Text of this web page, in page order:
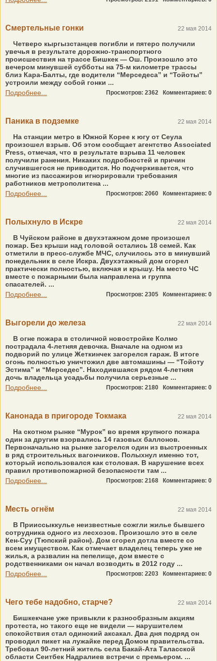
Смертельные гонки 22 мая 2014
Четверо кыргызстанцев погибли и пятеро получили
увечья в результате дорожно-транспортного
происшествия на трассе Бишкек — Ош. Произошло это
вечером минувшей субботы на 75-м километре трассы
близ Кара-Балты, где водители “Мерседеса” и “Тойоты”
устроили между собой гонки ...
Подробнее...
Просмотров: 2362 Комментариев: 0
Паника в подземке 22 мая 2014
На станции метро в Южной Корее к югу от Сеула
произошел взрыв. Об этом сообщает агентство Associated
Press, отмечая, что в результате взрыва 11 человек
получили ранения. Никаких подробностей и причин
случившегося не приводится. Но подчеркивается, что
многие из пассажиров игнорировали требования
работников метрополитена ...
Подробнее...
Просмотров: 2060 Комментариев: 0
Полыхнуло в Искре 22 мая 2014
В Чуйском районе в двухэтажном доме произошел
пожар. Без крыши над головой остались 18 семей. Как
отметили в пресс-службе МЧС, случилось это в минувший
понедельник в селе Искра. Двухэтажный дом сгорел
практически полностью, включая и крышу. На место ЧС
вместе с пожарными была направлена и группа
спасателей. ...
Подробнее...
Просмотров: 2305 Комментариев: 0
Выгорели до железа 22 мая 2014
В огне пожара в столичной новостройке Колмо
пострадала 4-летняя девочка. Вначале на одном из
подворий по улице Жеткинчек загорелся гараж. В итоге
огонь полностью уничтожил две автомашины — “Тойоту
Эстима” и “Мерседес”. Находившаяся рядом 4-летняя
дочь владельца усадьбы получила серьезные ...
Подробнее...
Просмотров: 2180 Комментариев: 0
Канонада в пригороде Токмака 22 мая 2014
На скотном рынке “Мурок” во время крупного пожара
один за другим взорвались 14 газовых баллонов.
Первоначально на рынке загорелся один из выстроенных
в ряд строительных вагончиков. Полыхнул именно тот,
который использовался как столовая. В нарушение всех
правил противопожарной безопасности там ...
Подробнее...
Просмотров: 2168 Комментариев: 0
Месть огнём 22 мая 2014
В Прииссыккулье неизвестные сожгли жилье бывшего
сотрудника одного из лесхозов. Произошло это в селе
Кен-Суу (Тюпский район). Дом сгорел дотла вместе со
всем имуществом. Как отмечает владелец теперь уже не
жилья, а развалин на пепелище, дом вместе с
родственниками он начал возводить в 2012 году ...
Подробнее...
Просмотров: 2203 Комментариев: 0
Чего тебе надобно, старче? 22 мая 2014
Бишкекчане уже привыкли к разнообразным акциям
протеста, но такого еще не видели — нарушителем
спокойствия стал одинокий аксакал. Два дня подряд он
проводил пикет на лужайке перед Домом правительства.
Требовал 90-летний житель села Бакай-Ата Таласской
области Сеитбек Надралиев встречи с премьером. ...